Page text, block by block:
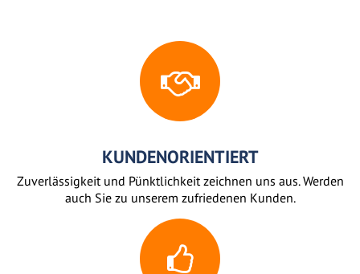
KUNDENORIENTIERT
Zuverlässigkeit und Pünktlichkeit zeichnen uns aus. Werden
auch Sie zu unserem zufriedenen Kunden.